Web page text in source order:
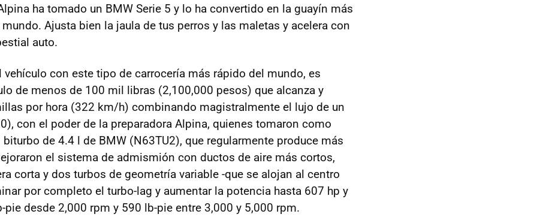
ha tomado un BMW Serie 5 y lo ha convertido en la guayín más
Ajusta bien la jaula de tus perros y las maletas y acelera con
auto.
vehículo con este tipo de carrocería más rápido del mundo, es
de menos de 100 mil libras (2,100,000 pesos) que alcanza y
por hora (322 km/h) combinando magistralmente el lujo de un
con el poder de la preparadora Alpina, quienes tomaron como
de 4.4 l de BMW (N63TU2), que regularmente produce más
el sistema de admismión con ductos de aire más cortos,
corta y dos turbos de geometría variable -que se alojan al centro
por completo el turbo-lag y aumentar la potencia hasta 607 hp y
pie desde 2,000 rpm y 590 lb-pie entre 3,000 y 5,000 rpm.